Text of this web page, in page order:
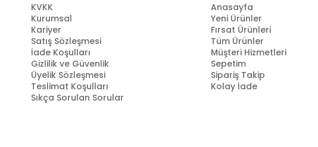
KVKK
Kurumsal
Kariyer
Satış Sözleşmesi
İade Koşulları
Gizlilik ve Güvenlik
Üyelik Sözleşmesi
Teslimat Koşulları
Sıkça Sorulan Sorular
Anasayfa
Yeni Ürünler
Fırsat Ürünleri
Tüm Ürünler
Müşteri Hizmetleri
Sepetim
Sipariş Takip
Kolay İade